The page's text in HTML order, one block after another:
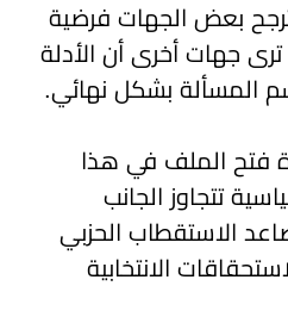
بعض الجهات فرضية
ترى جهات أخرى أن الأدلة
المسألة بشكل نهائي.
فتح الملف في هذا
تتجاوز الجانب
الاستقطاب الحزبي
الانتخابية